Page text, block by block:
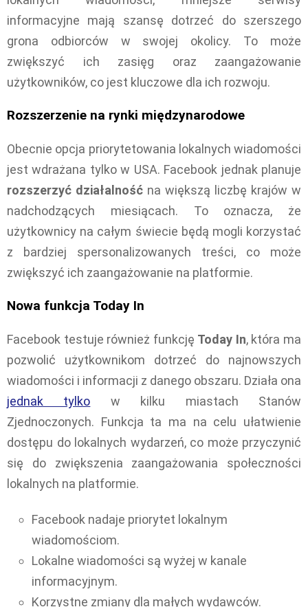
informacyjne mają szansę dotrzeć do szerszego
grona odbiorców w swojej okolicy. To może
zwiększyć ich zasięg oraz zaangażowanie
użytkowników, co jest kluczowe dla ich rozwoju.
Rozszerzenie na rynki międzynarodowe
Obecnie opcja priorytetowania lokalnych wiadomości
jest wdrażana tylko w USA. Facebook jednak planuje
rozszerzyć działalność na większą liczbę krajów w
nadchodzących miesiącach. To oznacza, że
użytkownicy na całym świecie będą mogli korzystać
z bardziej spersonalizowanych treści, co może
zwiększyć ich zaangażowanie na platformie.
Nowa funkcja Today In
Facebook testuje również funkcję Today In, która ma
pozwolić użytkownikom dotrzeć do najnowszych
wiadomości i informacji z danego obszaru. Działa ona
jednak tylko w kilku miastach Stanów
Zjednoczonych. Funkcja ta ma na celu ułatwienie
dostępu do lokalnych wydarzeń, co może przyczynić
się do zwiększenia zaangażowania społeczności
lokalnych na platformie.
Facebook nadaje priorytet lokalnym
wiadomościom.
Lokalne wiadomości są wyżej w kanale
informacyjnym.
Korzystne zmiany dla małych wydawców.